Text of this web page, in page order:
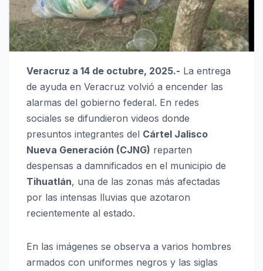
Veracruz a 14 de octubre, 2025.- La entrega
de ayuda en Veracruz volvió a encender las
alarmas del gobierno federal. En redes
sociales se difundieron videos donde
presuntos integrantes del Cártel Jalisco
Nueva Generación (CJNG) reparten
despensas a damnificados en el municipio de
Tihuatlán, una de las zonas más afectadas
por las intensas lluvias que azotaron
recientemente al estado.
En las imágenes se observa a varios hombres
armados con uniformes negros y las siglas